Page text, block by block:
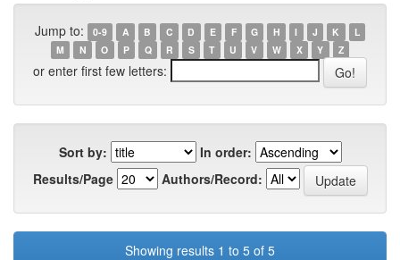
Jump to: 0-9 A B C D E F G H I J K
L
M
N O P Q R S T U V W X Y Z
or enter first few letters:
Sort by:
In order:
Results/Page
Authors/Record:
Showing results 1 to 5 of 5